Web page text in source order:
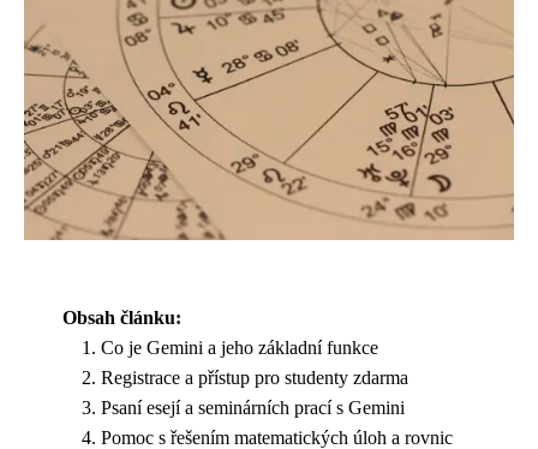
Obsah článku:
Co je Gemini a jeho základní funkce
Registrace a přístup pro studenty zdarma
Psaní esejí a seminárních prací s Gemini
Pomoc s řešením matematických úloh a rovnic